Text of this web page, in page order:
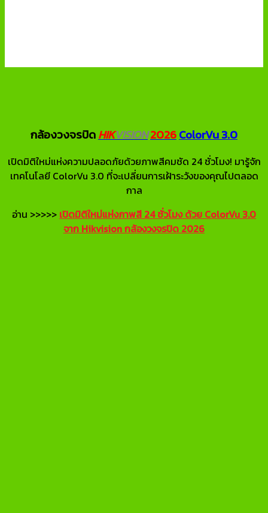
กล้องวงจรปิดHIKVISION2026ColorVu 3.0
เปิดมิติใหม่แห่งความปลอดภัยด้วยภาพสีคมชัด 24 ชั่วโมง! มารู้จัก
เทคโนโลยี ColorVu 3.0 ที่จะเปลี่ยนการเฝ้าระวังของคุณไปตลอด
กาล
อ่าน >>>>> เปิดมิติใหม่แห่งภาพสี 24 ชั่วโมง ด้วย ColorVu 3.0
จาก Hikvision กล้องวงจรปิด 2026